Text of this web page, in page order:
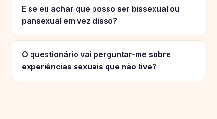
E se eu achar que posso ser bissexual ou
pansexual em vez disso?
O questionário vai perguntar-me sobre
experiências sexuais que não tive?